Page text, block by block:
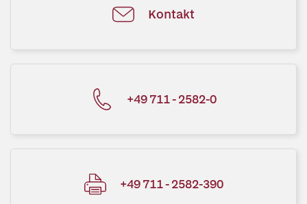
Kontakt
+49 711 - 2582-0
+49 711 - 2582-390